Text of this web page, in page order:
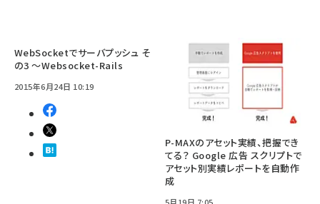
WebSocketでサーバプッシュ そ
の3 ～Websocket-Rails
2015年6月24日 10:19
P-MAXのアセット実績、把握でき
てる？ Google 広告 スクリプトで
アセット別実績レポートを自動作
成
5月19日 7:05